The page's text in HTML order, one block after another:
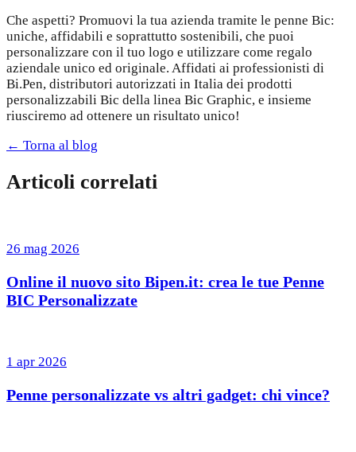
Che aspetti? Promuovi la tua azienda tramite le penne Bic:
uniche, affidabili e soprattutto sostenibili, che puoi
personalizzare con il tuo logo e utilizzare come regalo
aziendale unico ed originale. Affidati ai professionisti di
Bi.Pen, distributori autorizzati in Italia dei prodotti
personalizzabili Bic della linea Bic Graphic, e insieme
riusciremo ad ottenere un risultato unico!
← Torna al blog
Articoli correlati
26 mag 2026
Online il nuovo sito Bipen.it: crea le tue Penne
BIC Personalizzate
1 apr 2026
Penne personalizzate vs altri gadget: chi vince?